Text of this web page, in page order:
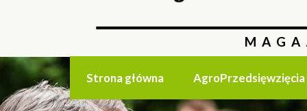
Strona główna AgroPrzedsięwzięcia